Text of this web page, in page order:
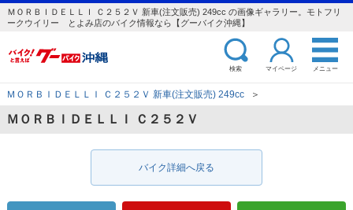
ＭＯＲＢＩＤＥＬＬＩ Ｃ２５２Ｖ 新車(注文販売) 249cc の画像ギャラリー。モトフリ
ークウイリー とよみ店のバイク情報なら【グーバイク沖縄】
検索 マイページ メニュー
ＭＯＲＢＩＤＥＬＬＩ Ｃ２５２Ｖ 新車(注文販売) 249cc ＞
ＭＯＲＢＩＤＥＬＬＩ Ｃ２５２Ｖ
バイク詳細へ戻る